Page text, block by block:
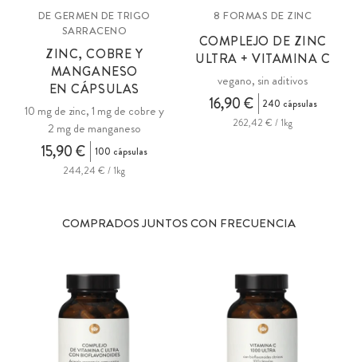
DE GERMEN DE TRIGO
SARRACENO
ZINC, COBRE Y
MANGANESO
EN CÁPSULAS
10 mg de zinc, 1 mg de cobre y
2 mg de manganeso
15,90 €
100 cápsulas
244,24 € / 1kg
8 FORMAS DE ZINC
COMPLEJO DE ZINC
ULTRA + VITAMINA C
vegano, sin aditivos
16,90 €
240 cápsulas
262,42 € / 1kg
COMPRADOS JUNTOS CON FRECUENCIA